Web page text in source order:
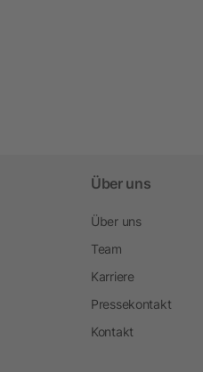
Über uns
Über uns
Team
Karriere
Pressekontakt
Kontakt